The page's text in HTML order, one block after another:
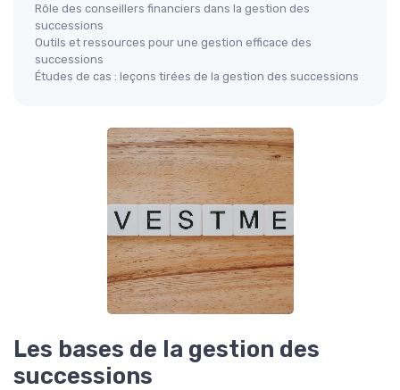
Rôle des conseillers financiers dans la gestion des
successions
Outils et ressources pour une gestion efficace des
successions
Études de cas : leçons tirées de la gestion des successions
Les bases de la gestion des
successions